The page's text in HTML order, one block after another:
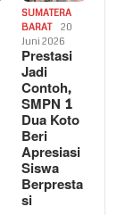
SUMATERA
BARAT
20
Juni 2026
Prestasi
Jadi
Contoh,
SMPN 1
Dua Koto
Beri
Apresiasi
Siswa
Berpresta
si